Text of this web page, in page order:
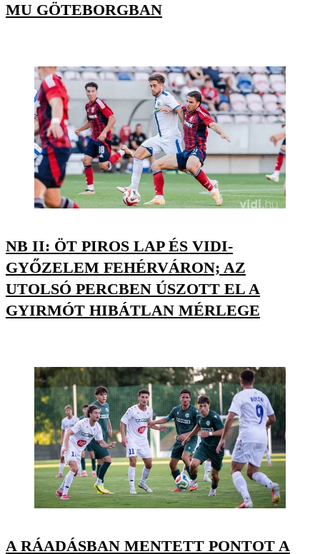
MU GÖTEBORGBAN
NB II: ÖT PIROS LAP ÉS VIDI-
GYŐZELEM FEHÉRVÁRON; AZ
UTOLSÓ PERCBEN ÚSZOTT EL A
GYIRMÓT HIBÁTLAN MÉRLEGE
A RÁADÁSBAN MENTETT PONTOT A